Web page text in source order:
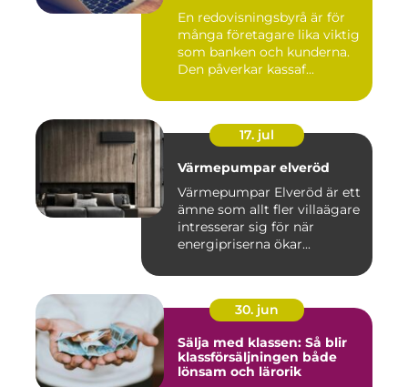
En redovisningsbyrå är för
många företagare lika viktig
som banken och kunderna.
Den påverkar kassaf...
17. jul
Värmepumpar elveröd
Värmepumpar Elveröd är ett
ämne som allt fler villaägare
intresserar sig för när
energipriserna ökar...
30. jun
Sälja med klassen: Så blir
klassförsäljningen både
lönsam och lärorik